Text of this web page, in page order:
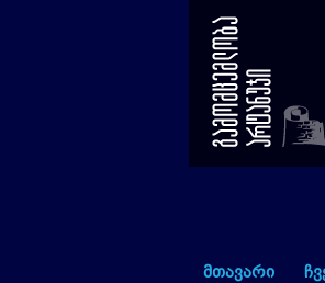
შეხვედრები
მთავარი